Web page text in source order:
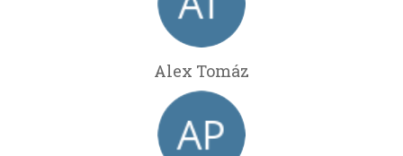
Alex Tomáz